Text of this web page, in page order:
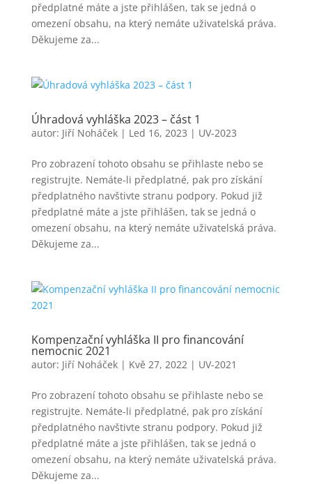
předplatné máte a jste přihlášen, tak se jedná o
omezení obsahu, na který nemáte uživatelská práva.
Děkujeme za...
Úhradová vyhláška 2023 – část 1
autor: Jiří Noháček| Led 16, 2023 | UV-2023
Pro zobrazení tohoto obsahu se přihlaste nebo se
registrujte. Nemáte-li předplatné, pak pro získání
předplatného navštivte stranu podpory. Pokud již
předplatné máte a jste přihlášen, tak se jedná o
omezení obsahu, na který nemáte uživatelská práva.
Děkujeme za...
Kompenzační vyhláška II pro financování
nemocnic 2021
autor: Jiří Noháček| Kvě 27, 2022| UV-2021
Pro zobrazení tohoto obsahu se přihlaste nebo se
registrujte. Nemáte-li předplatné, pak pro získání
předplatného navštivte stranu podpory. Pokud již
předplatné máte a jste přihlášen, tak se jedná o
omezení obsahu, na který nemáte uživatelská práva.
Děkujeme za...